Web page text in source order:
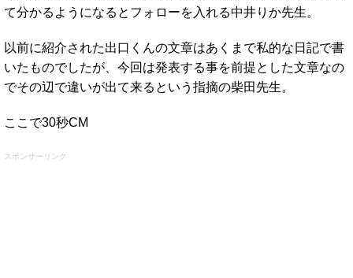
て分かるようになるとフォローを入れる中井りか先生。
以前に紹介された出口くんの文章はあくまで私的な日記で書
いたものでしたが、今回は発表する事を前提とした文章なの
でその辺で違いが出て来るという指摘の柴田先生。
ここで30秒CM
スポンサーリンク